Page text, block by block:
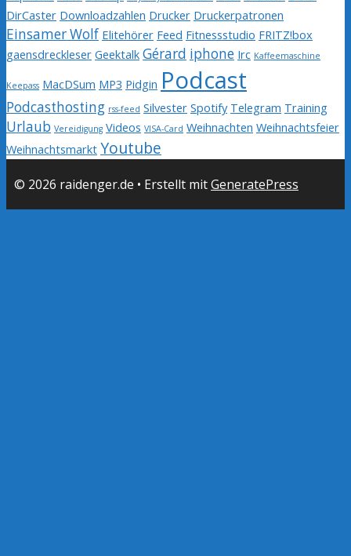
DirCaster Downloadzahlen Drucker Druckerpatronen
Einsamer Wolf Elitehörer Feed Fitnessstudio FRITZ!box
gaensdreckleser Geektalk Gérard iphone Irc Kaffeemaschine
Keepass MacDSum MP3 Pidgin Podcast
Podcasthosting rss-feed Silvester Spotify Telegram Training
Urlaub Vereidigung Videos VISA-Card Weihnachten Weihnachtsfeier
Weihnachtsmarkt Youtube
© 2026 raidenger.de • Erstellt mitGeneratePress